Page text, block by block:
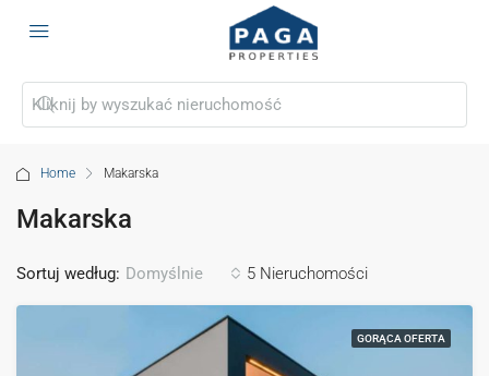
Home Makarska
Makarska
5 Nieruchomości
Sortuj według: Domyślnie
GORĄCA OFERTA